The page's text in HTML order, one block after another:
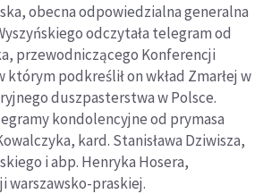
obecna odpowiedzialna generalna
odczytała telegram od
przewodniczącego Konferencji
podkreślił on wkład Zmarłej w
duszpasterstwa w Polsce.
kondolencyjne od prymasa
kard. Stanisława Dziwisza,
i abp. Henryka Hosera,
warszawsko-praskiej.